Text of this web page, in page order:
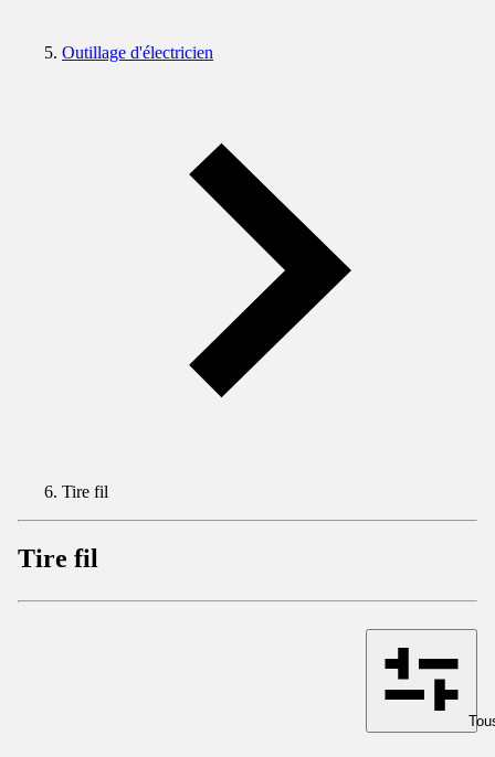
Outillage d'électricien
Tire fil
Tire fil